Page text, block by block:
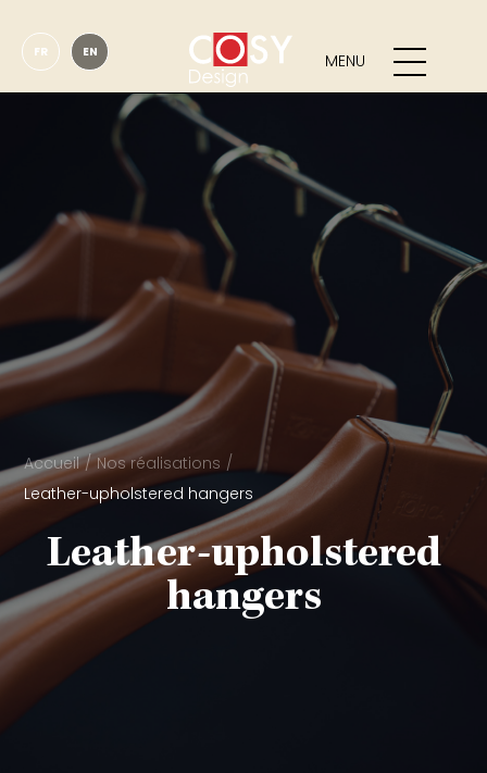
FR EN MENU
Accueil
Nos réalisations
Leather-upholstered hangers
Leather-upholstered
hangers